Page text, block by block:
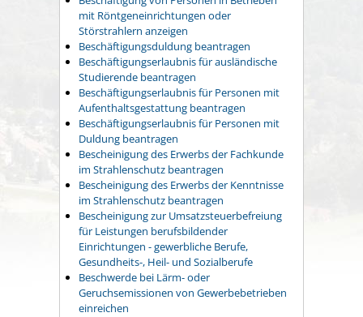
mit Röntgeneinrichtungen oder
Störstrahlern anzeigen
Beschäftigungsduldung beantragen
Beschäftigungserlaubnis für ausländische
Studierende beantragen
Beschäftigungserlaubnis für Personen mit
Aufenthaltsgestattung beantragen
Beschäftigungserlaubnis für Personen mit
Duldung beantragen
Bescheinigung des Erwerbs der Fachkunde
im Strahlenschutz beantragen
Bescheinigung des Erwerbs der Kenntnisse
im Strahlenschutz beantragen
Bescheinigung zur Umsatzsteuerbefreiung
für Leistungen berufsbildender
Einrichtungen - gewerbliche Berufe,
Gesundheits-, Heil- und Sozialberufe
Beschwerde bei Lärm- oder
Geruchsemissionen von Gewerbebetrieben
einreichen